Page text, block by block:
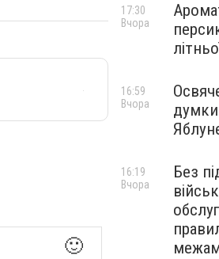
🙂
17:30
Вчора
16:59
Вчора
Без
16:19
Вчора